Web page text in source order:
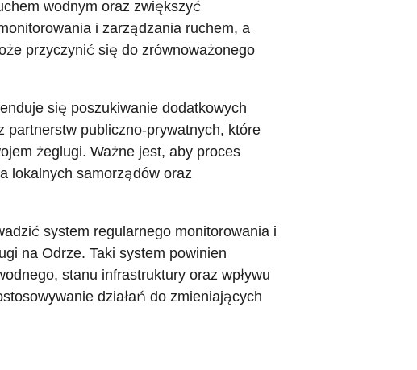
wodnym oraz zwiększyć
i zarządzania ruchem, a
przyczynić się do zrównoważonego
się poszukiwanie dodatkowych
partnerstw publiczno-prywatnych, które
żeglugi. Ważne jest, aby proces
lokalnych samorządów oraz
system regularnego monitorowania i
na Odrze. Taki system powinien
stanu infrastruktury oraz wpływu
działań do zmieniających